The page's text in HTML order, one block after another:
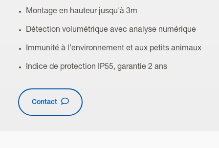
Montage en hauteur jusqu'à 3m
Détection volumétrique avec analyse numérique
Immunité à l’environnement et aux petits animaux
Indice de protection IP55, garantie 2 ans
Contact